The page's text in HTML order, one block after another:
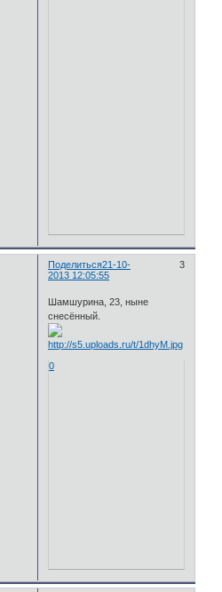
Поделиться 3
21-10-
2013 12:05:55
Шамшурина, 23, ныне
снесённый.
0